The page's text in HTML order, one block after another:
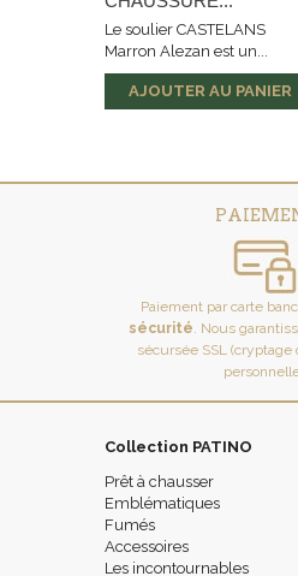
Le soulier CASTELANS
Marron Alezan est un...
AJOUTER AU PANIER
Paiement par carte
sécurité. Nous
sécursée SSL (cryptage
Collection PATINO
Prêt à chausser
Emblématiques
Fumés
Accessoires
Les incontournables